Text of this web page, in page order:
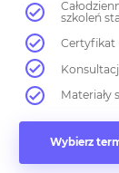
szkoleń
Certyfikat
Materiały
Wybierz